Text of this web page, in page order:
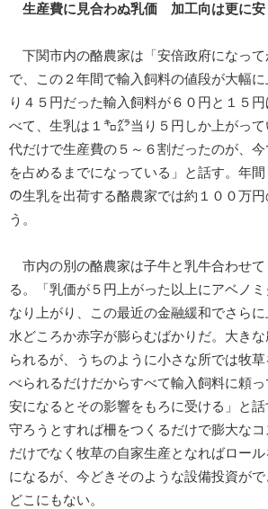
生産費に見合わぬ乳価 加工向は更に安
下関市内の酪農家は「安倍政府になって
で、この２年間で輸入飼料の値段が大幅
り４５円だった輸入飼料が６０円と１５
べて、生乳は１㌔㌘当り５円しか上がっ
代だけで生産費の５～６割だったのが、
を占めるまでになっている」と話す。年
の生乳を出荷する酪農家では約１００万
う。
市内の別の酪農家は子牛と乳牛合わせて
る。「乳価が５円上がった以上にアベノ
なり上がり、この最近の金融緩和でさら
水どころか赤字が膨らむばかりだ。大き
られるが、うちのように小さな所では牧
べられるだけだからすべて輸入飼料に頼
安になるとその影響をもろに受ける」と
守ろうとすれば柵をつくるだけで膨大な
だけでなく牧草の自家生産となればロー
になるが、今どきそのような設備投資が
どこにもない。